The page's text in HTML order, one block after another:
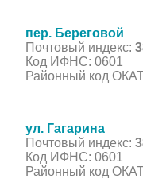
пер. Береговой
Почтовый индекс:
Код ИФНС: 0601
Районный код
ул. Гагарина
Почтовый индекс:
Код ИФНС: 0601
Районный код